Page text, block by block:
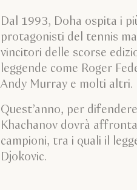
Dal 1993, Doha ospita i
protagonisti del tennis
vincitori delle scorse
leggende come Roger
Andy Murray e molti altri.
Quest’anno, per
Khachanov dovrà
campioni, tra i quali il
Djokovic.